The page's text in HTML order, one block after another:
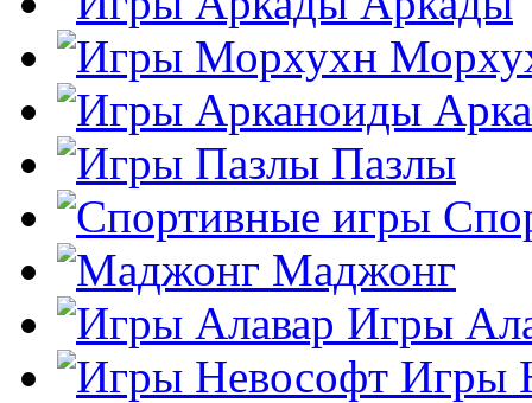
Пазлы
Маджонг
Игры
Игры